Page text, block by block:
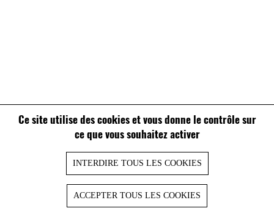
Ce site utilise des cookies et vous donne le contrôle sur
ce que vous souhaitez activer
INTERDIRE TOUS LES COOKIES
ACCEPTER TOUS LES COOKIES